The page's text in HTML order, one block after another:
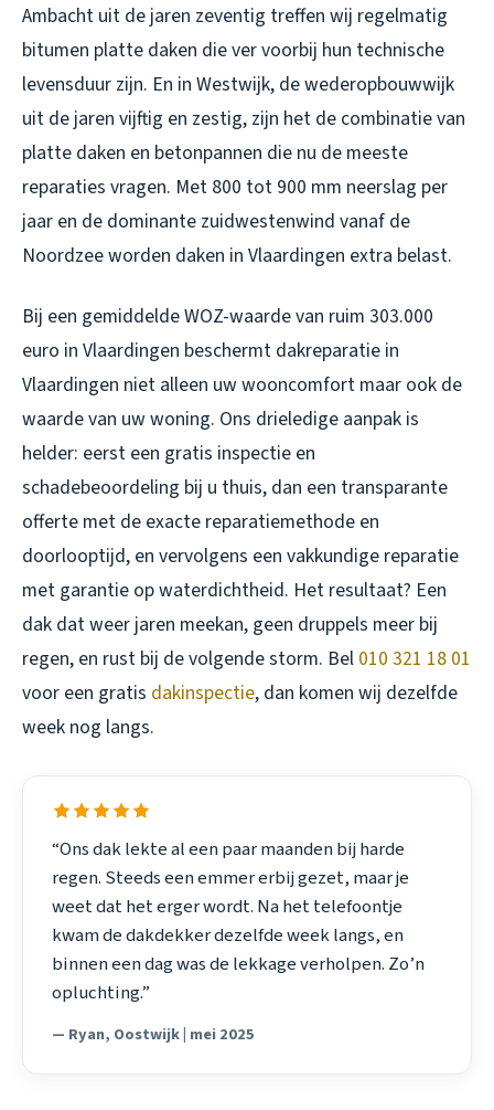
Ambacht uit de jaren zeventig treffen wij regelmatig
bitumen platte daken die ver voorbij hun technische
levensduur zijn. En in Westwijk, de wederopbouwwijk
uit de jaren vijftig en zestig, zijn het de combinatie van
platte daken en betonpannen die nu de meeste
reparaties vragen. Met 800 tot 900 mm neerslag per
jaar en de dominante zuidwestenwind vanaf de
Noordzee worden daken in Vlaardingen extra belast.
Bij een gemiddelde WOZ-waarde van ruim 303.000
euro in Vlaardingen beschermt dakreparatie in
Vlaardingen niet alleen uw wooncomfort maar ook de
waarde van uw woning. Ons drieledige aanpak is
helder: eerst een gratis inspectie en
schadebeoordeling bij u thuis, dan een transparante
offerte met de exacte reparatiemethode en
doorlooptijd, en vervolgens een vakkundige reparatie
met garantie op waterdichtheid. Het resultaat? Een
dak dat weer jaren meekan, geen druppels meer bij
regen, en rust bij de volgende storm. Bel 010 321 18 01
voor een gratis dakinspectie, dan komen wij dezelfde
week nog langs.
“Ons dak lekte al een paar maanden bij harde
regen. Steeds een emmer erbij gezet, maar je
weet dat het erger wordt. Na het telefoontje
kwam de dakdekker dezelfde week langs, en
binnen een dag was de lekkage verholpen. Zo’n
opluchting.”
— Ryan, Oostwijk | mei 2025